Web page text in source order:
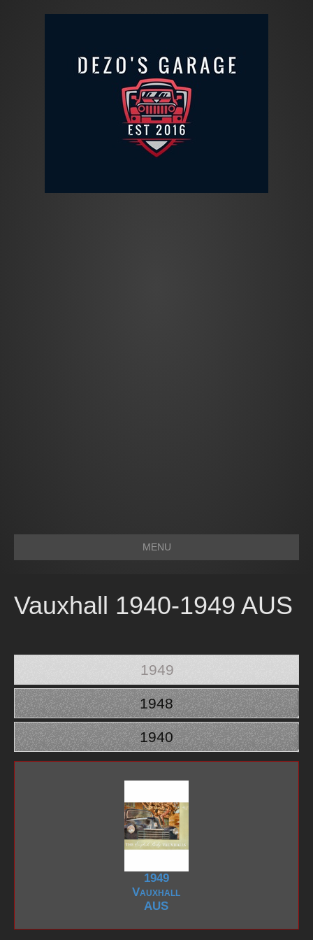
MENU
Vauxhall 1940-1949 AUS
1949
1948
1940
1949
Vauxhall
AUS